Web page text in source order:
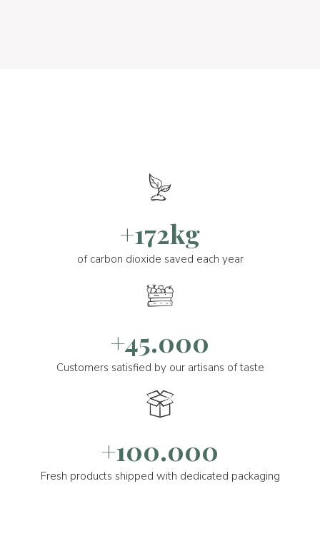
+172kg
of carbon dioxide saved each year
+45.000
Customers satisfied by our artisans of taste
+100.000
Fresh products shipped with dedicated packaging